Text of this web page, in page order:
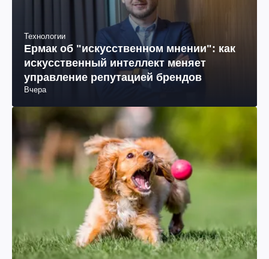
Технологии
Ермак об "искусственном мнении": как
искусственный интеллект меняет
управление репутацией брендов
Вчера